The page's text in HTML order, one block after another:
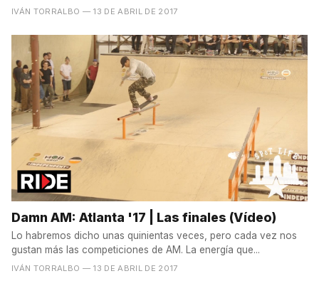
IVÁN TORRALBO — 13 DE ABRIL DE 2017
Damn AM: Atlanta '17 | Las finales (Vídeo)
Lo habremos dicho unas quinientas veces, pero cada vez nos
gustan más las competiciones de AM. La energía que...
IVÁN TORRALBO — 13 DE ABRIL DE 2017